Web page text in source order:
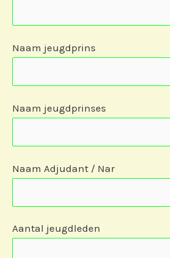
Naam jeugdprins
Naam jeugdprinses
Naam Adjudant / Nar
Aantal jeugdleden